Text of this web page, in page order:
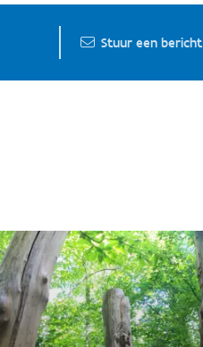
Stuur een bericht